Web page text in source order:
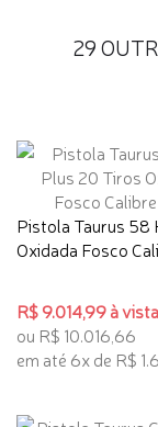
29
Pistola Taurus 58
Oxidada Fosco
R$ 9.014,99 à vista
ou R$ 10.016,66
em até 6x de R$